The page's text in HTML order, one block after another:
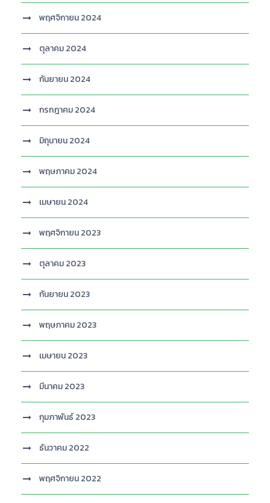
พฤศจิกายน 2024
ตุลาคม 2024
กันยายน 2024
กรกฎาคม 2024
มิถุนายน 2024
พฤษภาคม 2024
เมษายน 2024
พฤศจิกายน 2023
ตุลาคม 2023
กันยายน 2023
พฤษภาคม 2023
เมษายน 2023
มีนาคม 2023
กุมภาพันธ์ 2023
ธันวาคม 2022
พฤศจิกายน 2022